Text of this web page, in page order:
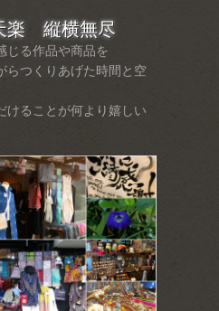
楽 縦横無尽
じる作品や商品を
らつくりあげた時間と空
けることが何より嬉しい